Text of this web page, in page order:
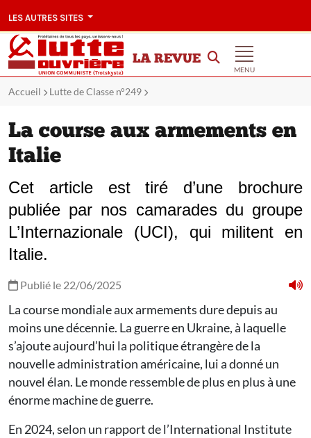
LES AUTRES SITES
LA REVUE
MENU
Accueil Lutte de Classe n°249
La course aux armements en
Italie
Cet article est tiré d’une brochure
publiée par nos camarades du groupe
L’Internazionale (UCI), qui militent en
Italie.
Publié le 22/06/2025
La course mondiale aux armements dure depuis au
moins une décennie. La guerre en Ukraine, à laquelle
s’ajoute aujourd’hui la politique étrangère de la
nouvelle administration américaine, lui a donné un
nouvel élan. Le monde ressemble de plus en plus à une
énorme machine de guerre.
En 2024, selon un rapport de l’International Institute